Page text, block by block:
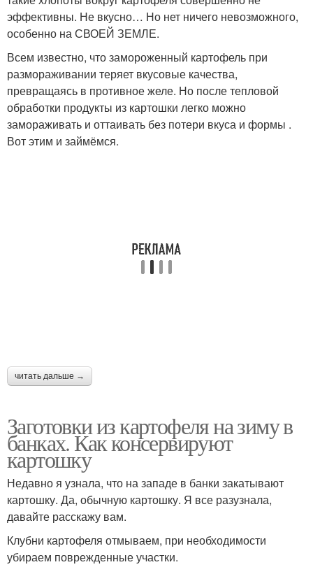
эффективны. Не вкусно… Но нет ничего невозможного,
особенно на СВОЕЙ ЗЕМЛЕ.
Всем известно, что замороженный картофель при
размораживании теряет вкусовые качества,
превращаясь в противное желе. Но после тепловой
обработки продукты из картошки легко можно
замораживать и оттаивать без потери вкуса и формы .
Вот этим и займёмся.
читать дальше →
Заготовки из картофеля на зиму в
банках. Как консервируют
картошку
Недавно я узнала, что на западе в банки закатывают
картошку. Да, обычную картошку. Я все разузнала,
давайте расскажу вам.
Клубни картофеля отмываем, при необходимости
убираем поврежденные участки.